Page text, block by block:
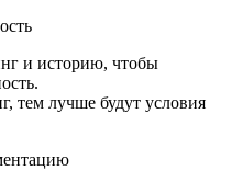
и историю, чтобы
тем лучше будут условия